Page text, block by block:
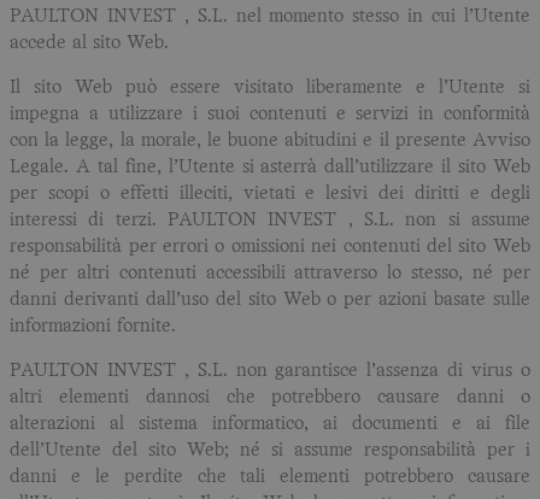
PAULTON INVEST , S.L. nel momento stesso in cui l’Utente
accede al sito Web.
Il sito Web può essere visitato liberamente e l’Utente si
impegna a utilizzare i suoi contenuti e servizi in conformità
con la legge, la morale, le buone abitudini e il presente Avviso
Legale. A tal fine, l’Utente si asterrà dall’utilizzare il sito Web
per scopi o effetti illeciti, vietati e lesivi dei diritti e degli
interessi di terzi. PAULTON INVEST , S.L. non si assume
responsabilità per errori o omissioni nei contenuti del sito Web
né per altri contenuti accessibili attraverso lo stesso, né per
danni derivanti dall’uso del sito Web o per azioni basate sulle
informazioni fornite.
PAULTON INVEST , S.L. non garantisce l’assenza di virus o
altri elementi dannosi che potrebbero causare danni o
alterazioni al sistema informatico, ai documenti e ai file
dell’Utente del sito Web; né si assume responsabilità per i
danni e le perdite che tali elementi potrebbero causare